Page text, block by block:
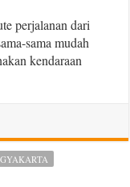
perjalanan dari
sama mudah
kendaraan